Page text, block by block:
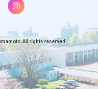
All rights reserved.